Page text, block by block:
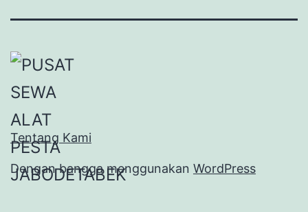
Tentang Kami
Dengan bangga menggunakan WordPress